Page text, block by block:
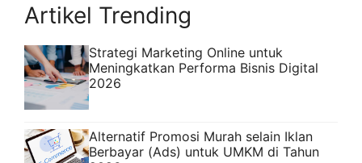
Artikel Trending
Strategi Marketing Online untuk
Meningkatkan Performa Bisnis Digital
2026
Alternatif Promosi Murah selain Iklan
Berbayar (Ads) untuk UMKM di Tahun